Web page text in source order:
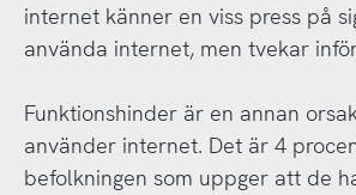
internet känner en viss press på
använda internet, men tvekar
Funktionshinder är en annan
använder internet. Det är 4
befolkningen som uppger att de